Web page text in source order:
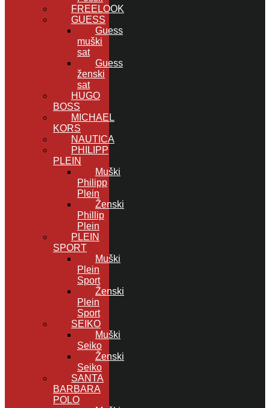
FREELOOK
GUESS
Guess
muški
sat
Guess
ženski
sat
HUGO
BOSS
MICHAEL
KORS
NAUTICA
PHILIPP
PLEIN
Muški
Philipp
Plein
Ženski
Phillip
Plein
PLEIN
SPORT
Muški
Plein
Sport
Ženski
Plein
Sport
SEIKO
Muški
Seiko
Ženski
Seiko
SANTA
BARBARA
POLO